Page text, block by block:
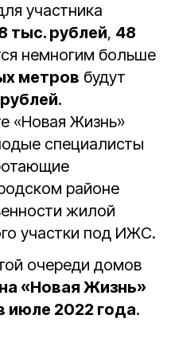
участника
тыс. рублей, 48
немногим больше
метров будут
.
«Новая Жизнь»
специалисты
районе
жилой
участки под ИЖС.
очереди домов
«Новая Жизнь»
июле 2022 года.